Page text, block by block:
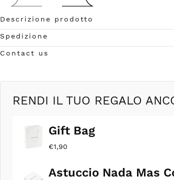
Apri
media
0
Descrizione prodotto
Spedizione
Contact us
RENDI IL TUO REGALO
Gift Bag
€1,90
Astuccio Nada Mas